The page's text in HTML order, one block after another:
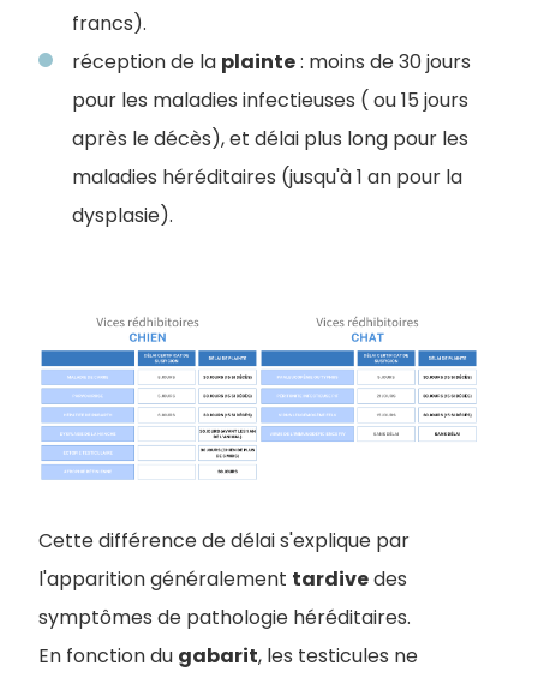
francs).
réception de la plainte: moins de 30 jours
pour les maladies infectieuses ( ou 15 jours
après le décès), et délai plus long pour les
maladies héréditaires (jusqu'à 1 an pour la
dysplasie).
Cette différence de délai s'explique par
l'apparition généralement tardivedes
symptômes de pathologie héréditaires.
En fonction du gabarit, les testicules ne